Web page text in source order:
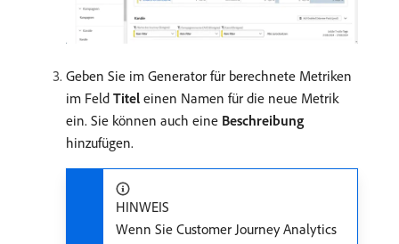
Geben Sie im Generator für berechnete Metriken
im Feld Titel einen Namen für die neue Metrik
ein. Sie können auch eine Beschreibung
hinzufügen.
HINWEIS
Wenn Sie Customer Journey Analytics